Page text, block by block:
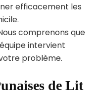
efficacement les
comprenons que
intervient
problème.
de Lit